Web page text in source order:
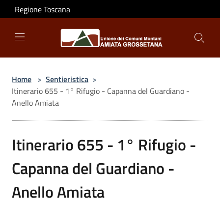
Salta al contenuto principale
Regione Toscana
Home > Sentieristica >
Itinerario 655 - 1° Rifugio - Capanna del Guardiano -
Anello Amiata
Itinerario 655 - 1° Rifugio -
Capanna del Guardiano -
Anello Amiata